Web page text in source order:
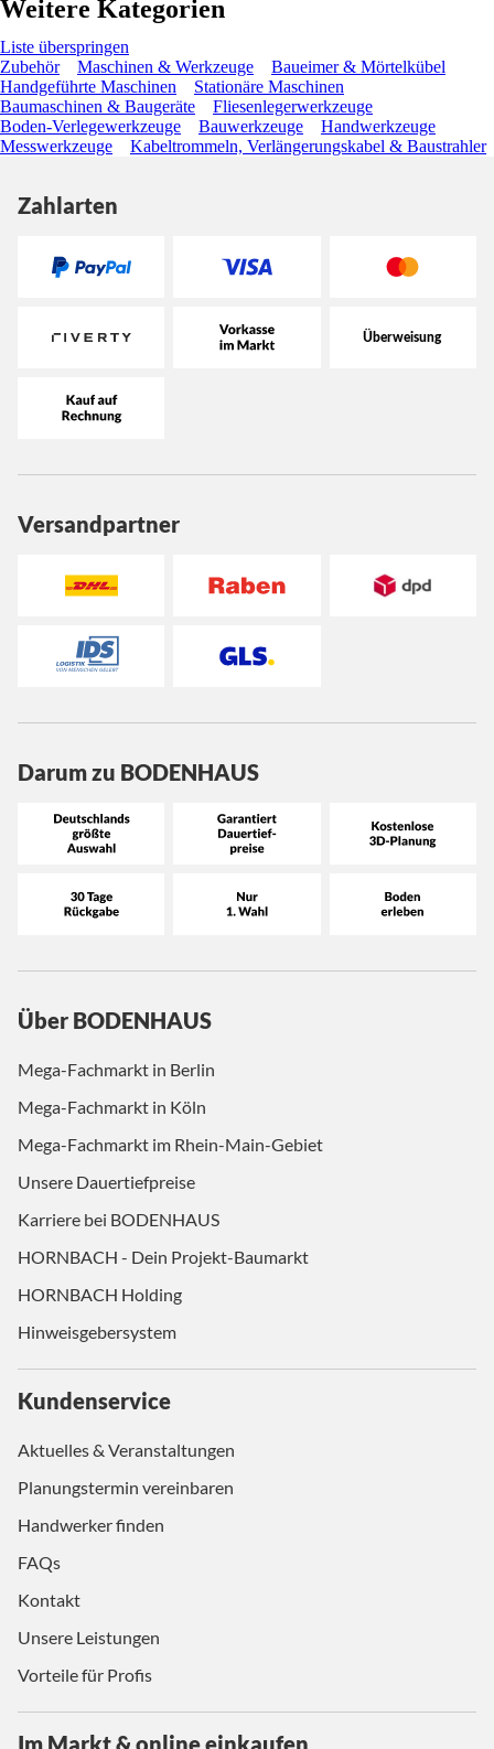
Weitere Kategorien
Liste überspringen
Zubehör
Maschinen & Werkzeuge
Baueimer & Mörtelkübel
Handgeführte Maschinen
Stationäre Maschinen
Baumaschinen & Baugeräte
Fliesenlegerwerkzeuge
Boden-Verlegewerkzeuge
Bauwerkzeuge
Handwerkzeuge
Messwerkzeuge
Kabeltrommeln, Verlängerungskabel & Baustrahler
Zahlarten
Versandpartner
Darum zu BODENHAUS
Über BODENHAUS
Mega-Fachmarkt in Berlin
Mega-Fachmarkt in Köln
Mega-Fachmarkt im Rhein-Main-Gebiet
Unsere Dauertiefpreise
Karriere bei BODENHAUS
HORNBACH - Dein Projekt-Baumarkt
HORNBACH Holding
Hinweisgebersystem
Kundenservice
Aktuelles & Veranstaltungen
Planungstermin vereinbaren
Handwerker finden
FAQs
Kontakt
Unsere Leistungen
Vorteile für Profis
Im Markt & online einkaufen